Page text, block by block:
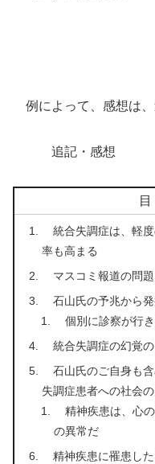
例によって、感想は、
追記・感想
統合失調症は、軽
率も高まる
マスコミ報道の問
石山氏の予兆から
個別に診察が行
統合失調症の幻覚
石山氏のご自身も
失調症患者への社会
精神疾患は、心
の異常だ
精神疾患に罹患し